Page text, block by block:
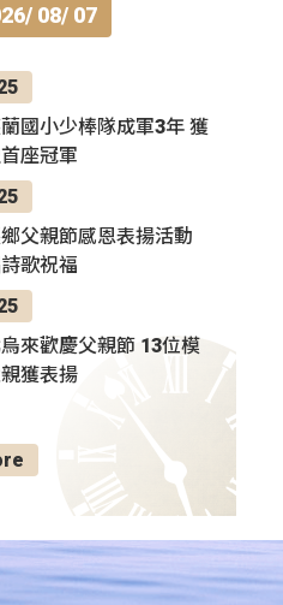
08/ 07
國小少棒隊成軍3年 獲
座冠軍
父親節感恩表揚活動
歌祝福
來歡慶父親節 13位模
獲表揚